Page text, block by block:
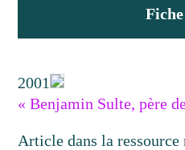
Fiche
2001
« Benjamin Sulte, père
Article dans la